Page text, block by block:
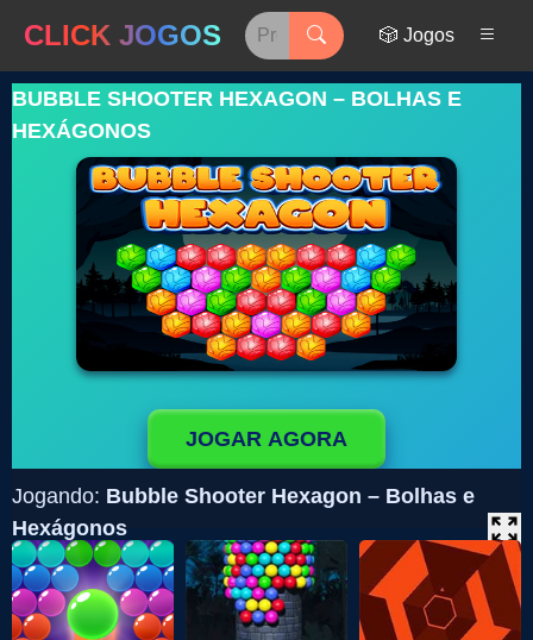
CLICK JOGOS 🎲 Jogos
BUBBLE SHOOTER HEXAGON – BOLHAS E
HEXÁGONOS
JOGAR AGORA
Jogando: Bubble Shooter Hexagon – Bolhas e
Hexágonos